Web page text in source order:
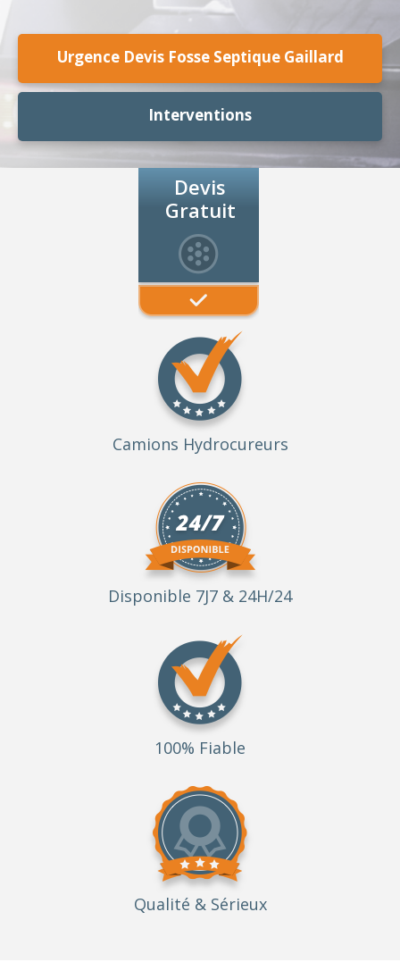
Urgence Devis Fosse Septique Gaillard
Interventions
Devis
Gratuit
Camions Hydrocureurs
Disponible 7J7 & 24H/24
100% Fiable
Qualité & Sérieux